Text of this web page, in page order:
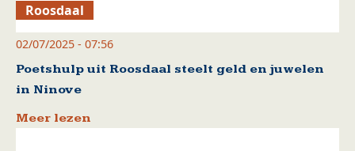
Roosdaal
02/07/2025 - 07:56
Poetshulp uit Roosdaal steelt geld en juwelen
in Ninove
Meer lezen